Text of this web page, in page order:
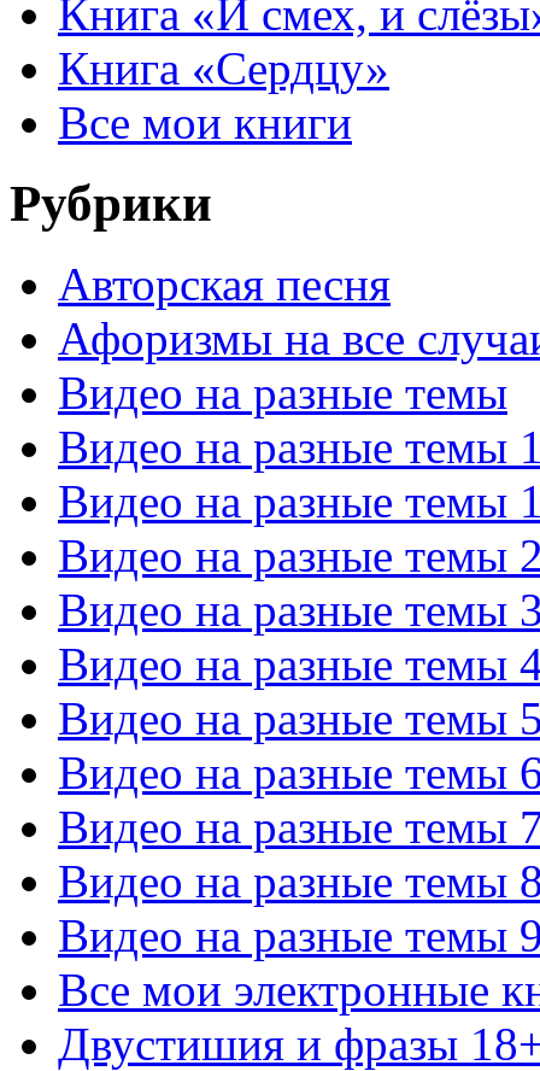
Книга «И смех, и
Книга «Сердцу»
Все мои книги
Рубрики
Авторская песня
Афоризмы на все
Видео на разные темы
Видео на разные темы
Видео на разные темы
Видео на разные темы
Видео на разные темы
Видео на разные темы
Видео на разные темы
Видео на разные темы
Видео на разные темы
Видео на разные темы
Видео на разные темы
Все мои электронные
Двустишия и фразы